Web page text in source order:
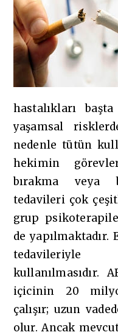
hastalıkları
yaşamsal
nedenle tütün
hekimin
bırakma veya
tedavileri çok
grup
de yapılmaktadır.
kullanılmasıdır.
içicinin 20
çalışır; uzun
olur. Ancak